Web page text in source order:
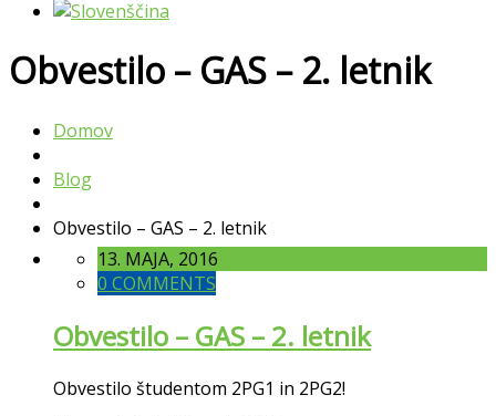
Obvestilo – GAS – 2. letnik
Domov
Blog
Obvestilo – GAS – 2. letnik
13. MAJA, 2016
0 COMMENTS
Obvestilo – GAS – 2. letnik
Obvestilo študentom 2PG1 in 2PG2!